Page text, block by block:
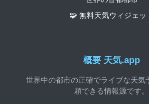
概要 天気.app
世界中の都市の正確でライブな天気
頼できる情報源です。
🧩 無料天気ウィジェッ